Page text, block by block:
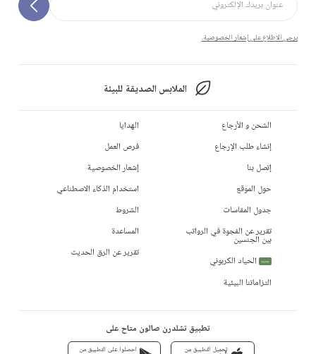
يرجى الاطلاع على إشعار الخصوصية.
الملابس الصديقة للبيئة
الشحن و الأرجاع
إنشاء طلب الإرجاع
إتصل بنا
حول الموقع
جدول المقاسات
تقرير عن الفجوة في الرواتب
بين الجنسين
جديد
الحياد الكربوني
التزاماتنا البيئية
الهدايا
فرص العمل
إشعار الخصوصية
استخدام الذكاء الاصطناعي
الشروط
المساعدة
تقرير عن الرق الحديث
تطبيق تشلدرن صالون متاح على
تحميل التطبيق من احصلوا على التطبيق من